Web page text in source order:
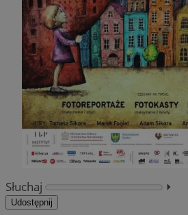
Słuchaj ⏵︎
Udostępnij